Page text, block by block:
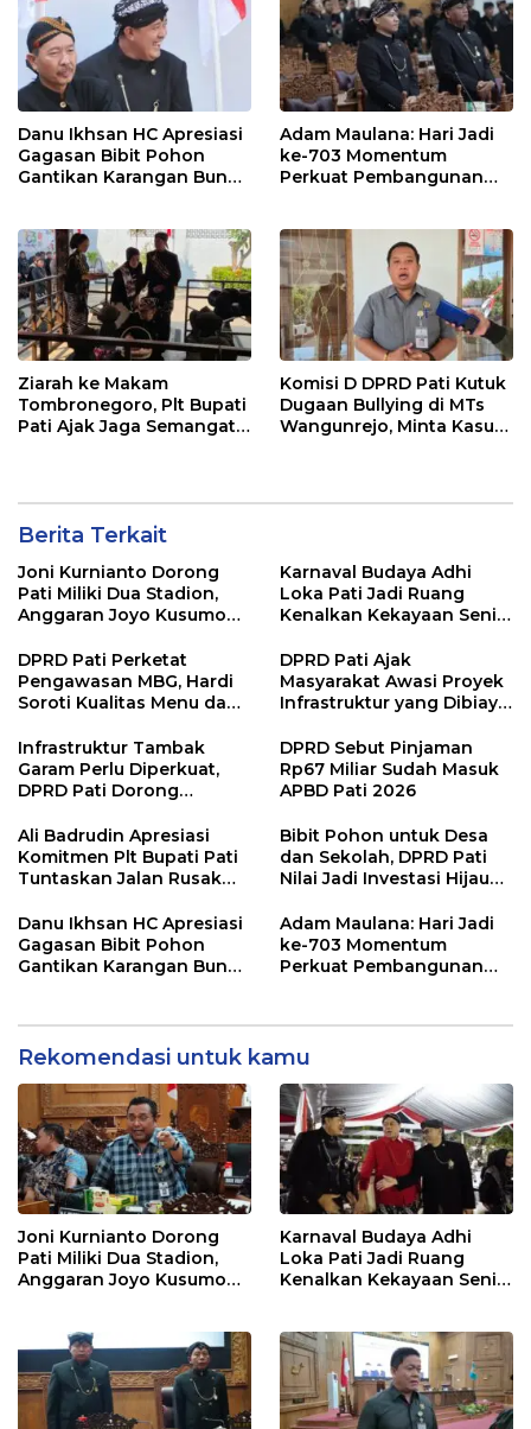
Danu Ikhsan HC Apresiasi
Gagasan Bibit Pohon
Gantikan Karangan Bunga
Adam Maulana: Hari Jadi
ke-703 Momentum
Perkuat Pembangunan
Ziarah ke Makam
Tombronegoro, Plt Bupati
Pati Ajak Jaga Semangat
Komisi D DPRD Pati Kutuk
Dugaan Bullying di MTs
Wangunrejo, Minta Kasus
Berita Terkait
Joni Kurnianto Dorong
Pati Miliki Dua Stadion,
Anggaran Joyo Kusumo
Karnaval Budaya Adhi
Loka Pati Jadi Ruang
Kenalkan Kekayaan Seni
DPRD Pati Perketat
Pengawasan MBG, Hardi
Soroti Kualitas Menu dan
DPRD Pati Ajak
Masyarakat Awasi Proyek
Infrastruktur yang Dibiayai
Infrastruktur Tambak
Garam Perlu Diperkuat,
DPRD Pati Dorong
Dukungan Lebih Serius
DPRD Sebut Pinjaman
Rp67 Miliar Sudah Masuk
APBD Pati 2026
Ali Badrudin Apresiasi
Komitmen Plt Bupati Pati
Tuntaskan Jalan Rusak
Bibit Pohon untuk Desa
dan Sekolah, DPRD Pati
Nilai Jadi Investasi Hijau
Danu Ikhsan HC Apresiasi
Gagasan Bibit Pohon
Gantikan Karangan Bunga
Adam Maulana: Hari Jadi
ke-703 Momentum
Perkuat Pembangunan
Rekomendasi untuk kamu
Joni Kurnianto Dorong
Pati Miliki Dua Stadion,
Anggaran Joyo Kusumo
Karnaval Budaya Adhi
Loka Pati Jadi Ruang
Kenalkan Kekayaan Seni